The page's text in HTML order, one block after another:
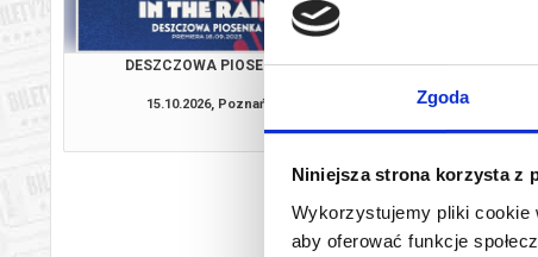
Zgoda
Niniejsza strona korzysta z
Wykorzystujemy pliki cookie
aby oferować funkcje
DESZCZOWA PIOSENKA
15.10.2026, Poznań
kup bilet
DESZCZOWA
16.10.2026,